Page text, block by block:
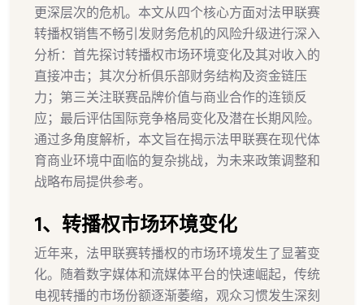
更深层次的危机。本文从四个核心方面对法甲联赛
转播权销售不畅引发财务危机的风险升级进行深入
分析：首先探讨转播权市场环境变化及其对收入的
直接冲击；其次分析俱乐部财务结构及资金链压
力；第三关注联赛品牌价值与商业合作的连锁反
应；最后评估国际竞争格局变化及潜在长期风险。
通过多角度解析，本文旨在揭示法甲联赛在现代体
育商业环境中面临的复杂挑战，为未来政策调整和
战略布局提供参考。
1、转播权市场环境变化
近年来，法甲联赛转播权的市场环境发生了显著变
化。随着数字媒体和流媒体平台的快速崛起，传统
电视转播的市场份额逐渐萎缩，观众习惯发生深刻